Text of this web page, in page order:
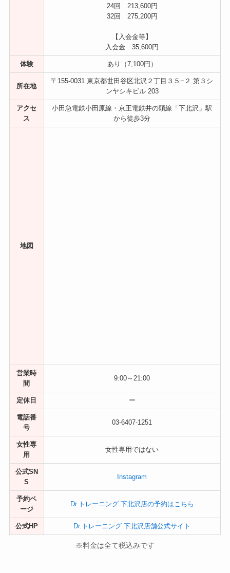
24回 213,600円
32回 275,200円
【入会金等】
入会金 35,600円
体験 あり（7,100円）
所在地
〒155-0031 東京都世田谷区北沢２丁目３５−２ 第３シ
ンヤシキビル 203
アクセ
ス
小田急電鉄小田原線・京王電鉄井の頭線「下北沢」駅
から徒歩3分
地図
営業時
間
9:00～21:00
定休日 ー
電話番
号
03-6407-1251
女性専
用
女性専用ではない
公式SN
S
Instagram
予約ペ
ージ
Dr.トレーニング 下北沢店の予約はこちら
公式HP Dr.トレーニング 下北沢店舗公式サイト
※料金は全て税込みです